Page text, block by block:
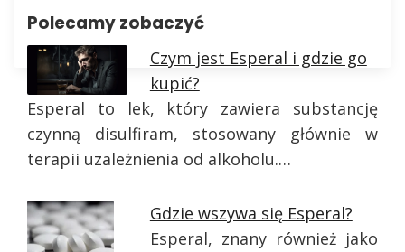
Polecamy zobaczyć
Czym jest Esperal i gdzie go
kupić?
Esperal to lek, który zawiera substancję
czynną disulfiram, stosowany głównie w
terapii uzależnienia od alkoholu.…
Gdzie wszywa się Esperal?
Esperal, znany również jako